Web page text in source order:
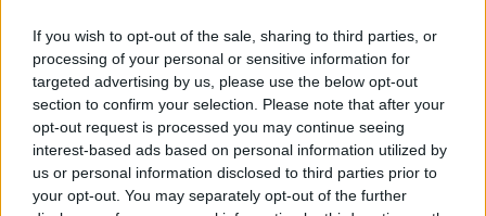
If you wish to opt-out of the sale, sharing to third parties, or
processing of your personal or sensitive information for
targeted advertising by us, please use the below opt-out
section to confirm your selection. Please note that after your
opt-out request is processed you may continue seeing
interest-based ads based on personal information utilized by
us or personal information disclosed to third parties prior to
your opt-out. You may separately opt-out of the further